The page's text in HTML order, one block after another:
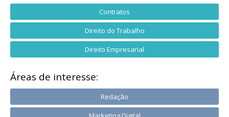
Contratos
Direito do Trabalho
Direito Empresarial
Áreas de interesse:
Redação